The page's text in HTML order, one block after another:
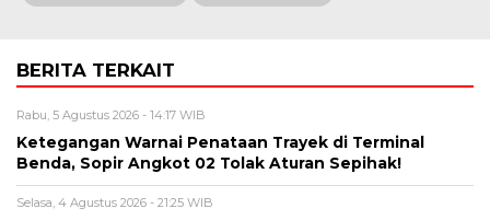
BERITA TERKAIT
Rabu, 5 Agustus 2026 - 14:17 WIB
Ketegangan Warnai Penataan Trayek di Terminal
Benda, Sopir Angkot 02 Tolak Aturan Sepihak!
Selasa, 4 Agustus 2026 - 21:25 WIB